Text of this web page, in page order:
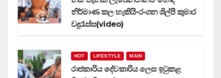
නිර්මාණ කල හැකියි-රංගන ශිල්පී කුමාර
වදුරැස්ස(video)
HOT LIFESTYLE MAIN
රාජකාරිය දේවකාරිය ලෙස ඉටුකළ